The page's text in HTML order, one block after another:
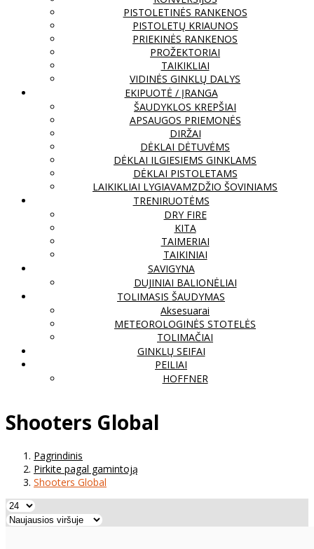
PISTOLETINĖS RANKENOS
PISTOLETŲ KRIAUNOS
PRIEKINĖS RANKENOS
PROŽEKTORIAI
TAIKIKLIAI
VIDINĖS GINKLŲ DALYS
EKIPUOTĖ / ĮRANGA
ŠAUDYKLOS KREPŠIAI
APSAUGOS PRIEMONĖS
DIRŽAI
DĖKLAI DĖTUVĖMS
DĖKLAI ILGIESIEMS GINKLAMS
DĖKLAI PISTOLETAMS
LAIKIKLIAI LYGIAVAMZDŽIO ŠOVINIAMS
TRENIRUOTĖMS
DRY FIRE
KITA
TAIMERIAI
TAIKINIAI
SAVIGYNA
DUJINIAI BALIONĖLIAI
TOLIMASIS ŠAUDYMAS
Aksesuarai
METEOROLOGINĖS STOTELĖS
TOLIMAČIAI
GINKLŲ SEIFAI
PEILIAI
HOFFNER
Shooters Global
Pagrindinis
Pirkite pagal gamintoją
Shooters Global